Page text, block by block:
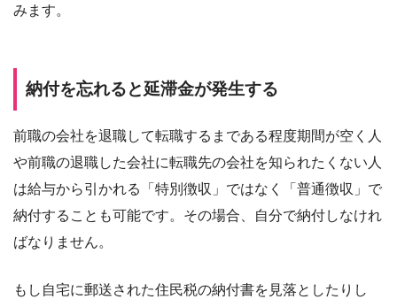
みます。
納付を忘れると延滞金が発生する
前職の会社を退職して転職するまである程度期間が空く人
や前職の退職した会社に転職先の会社を知られたくない人
は給与から引かれる「特別徴収」ではなく「普通徴収」で
納付することも可能です。その場合、自分で納付しなけれ
ばなりません。
もし自宅に郵送された住民税の納付書を見落としたりし